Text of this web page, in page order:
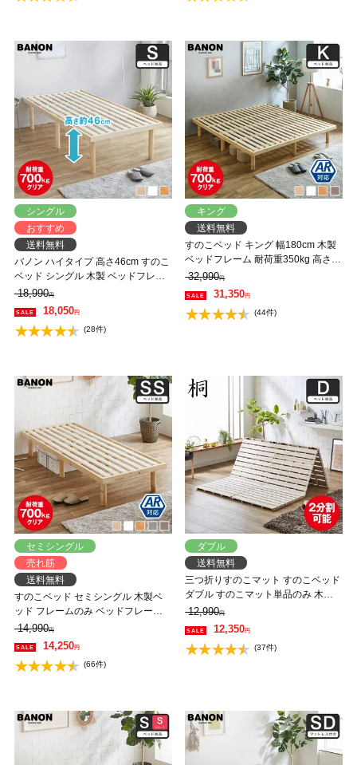
シングル
おすすめ
送料無料
バノン ハイタイプ 高さ46cm すのこ
ベッド シングル 木製 ベッドフレー
ム 耐荷重350kg 組立簡単 低ホルム
アルデヒド
18,990円
18,050円
(28件)
キング
送料無料
すのこベッド キング 幅180cm 木製
ベッドフレーム 耐荷重350kg 高さ4
段階 低ホルムアルデヒド バノン
【AR】 【大型家具配送】
32,990円
31,350円
(44件)
セミシングル
売れ筋
送料無料
すのこベッド セミシングル 木製ベ
ッド フレームのみ ベッドフレーム
ローベッド 高さ調整 組立簡単 ヘッ
ドレス 一人暮らし 北欧 低ホルムア
ルデヒド バノン【AR】
14,990円
14,250円
(66件)
ダブル
送料無料
三つ折りすのこマット すのこベッド
ダブル すのこマット単品のみ 木製
桐 二分割可能 完成品 低ホルムアル
デヒド 布団が干せる
12,990円
12,350円
(37件)